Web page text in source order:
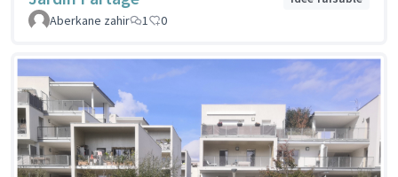
Aberkane zahir
1 0